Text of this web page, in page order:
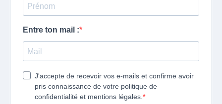
Entre ton mail :
J'accepte de recevoir vos e-mails et confirme avoir
pris connaissance de votre politique de
confidentialité et mentions légales.